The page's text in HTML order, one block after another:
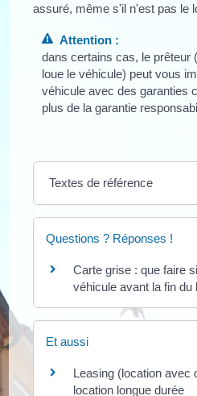
assuré, même s'il n'est pas le
Attention :
dans certains cas, le prêteur
loue le véhicule) peut vous
véhicule avec des garanties
plus de la garantie
Textes de référence
Questions ? Réponses !
Carte grise : que faire
véhicule avant la fin du
Et aussi
Leasing (location avec
location longue durée